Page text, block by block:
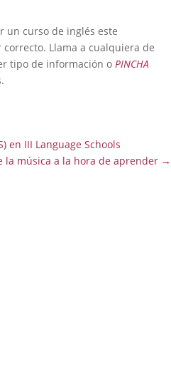
un curso de inglés este
Llama a cualquiera de
tipo de información o PINCHA
en III Language Schools
la música a la hora de aprender →